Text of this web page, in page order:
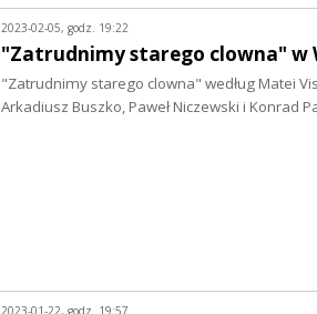
2023-02-05, godz. 19:22
"Zatrudnimy starego clowna" w
"Zatrudnimy starego clowna" według Matei
Arkadiusz Buszko, Paweł Niczewski i Konrad
2023-01-22, godz. 19:57